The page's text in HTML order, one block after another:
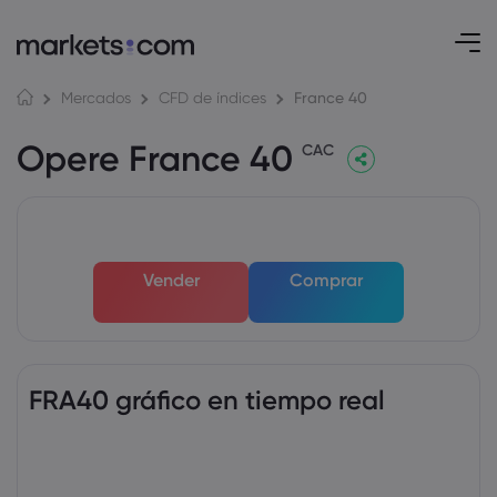
Mercados CFD de índices France 40
Opere France 40 CAC
Vender Comprar
FRA40 gráfico en tiempo real